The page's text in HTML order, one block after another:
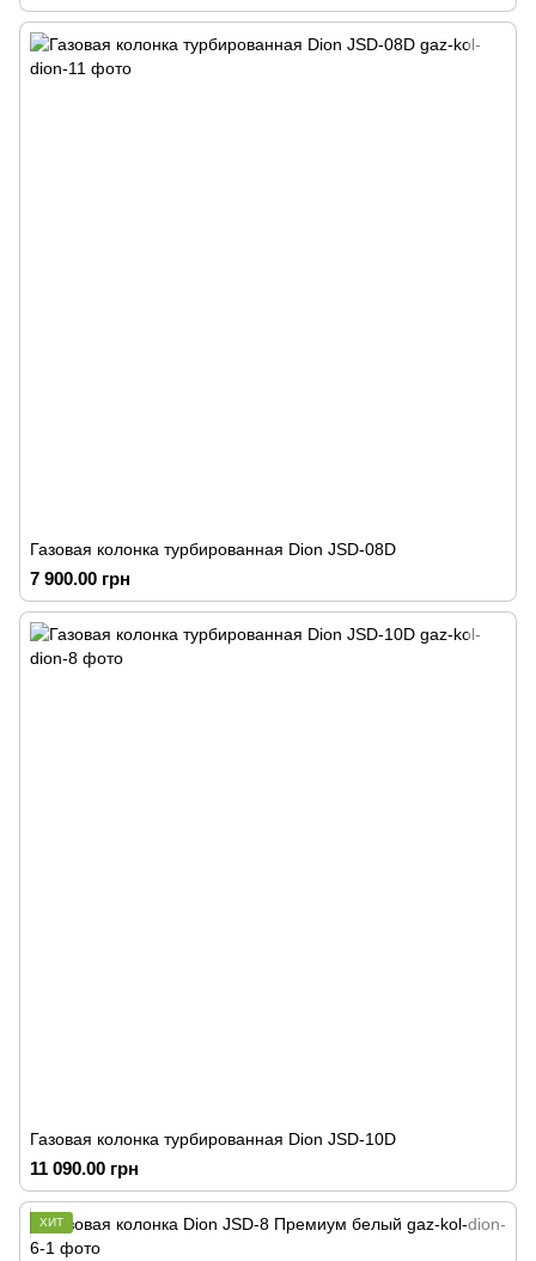
Газовая колонка турбированная Dion JSD-08D
7 900.00 грн
Газовая колонка турбированная Dion JSD-10D
11 090.00 грн
ХИТ